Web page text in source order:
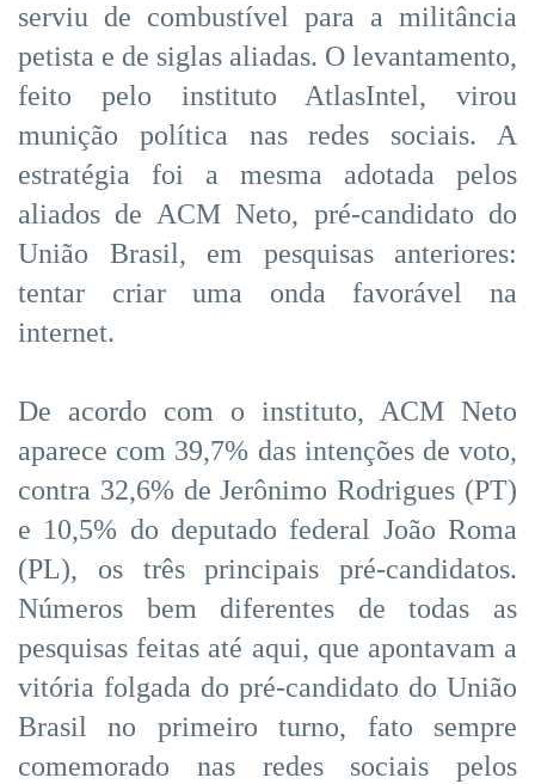
serviu de combustível para a militância
petista e de siglas aliadas. O levantamento,
feito pelo instituto AtlasIntel, virou
munição política nas redes sociais. A
estratégia foi a mesma adotada pelos
aliados de ACM Neto, pré-candidato do
União Brasil, em pesquisas anteriores:
tentar criar uma onda favorável na
internet.
De acordo com o instituto, ACM Neto
aparece com 39,7% das intenções de voto,
contra 32,6% de Jerônimo Rodrigues (PT)
e 10,5% do deputado federal João Roma
(PL), os três principais pré-candidatos.
Números bem diferentes de todas as
pesquisas feitas até aqui, que apontavam a
vitória folgada do pré-candidato do União
Brasil no primeiro turno, fato sempre
comemorado nas redes sociais pelos